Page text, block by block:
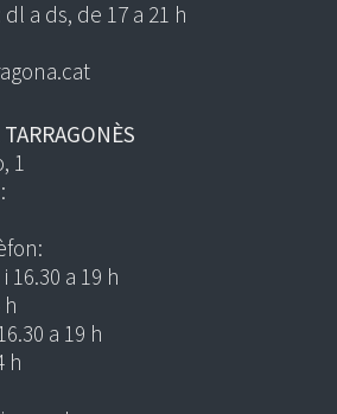
a ds, de 17 a 21 h
1
16.30 a 19 h
a 19 h
h